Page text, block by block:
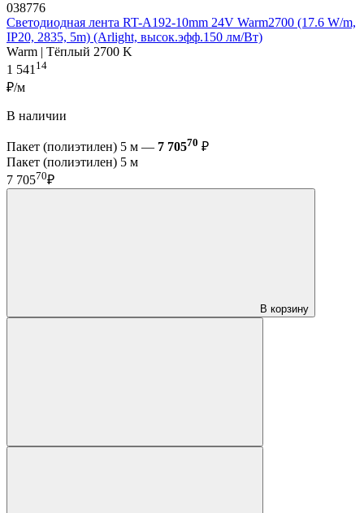
038776
Светодиодная лента RT-A192-10mm 24V Warm2700 (17.6 W/m,
IP20, 2835, 5m) (Arlight, высок.эфф.150 лм/Вт)
Warm | Тёплый 2700 K
1 54114
₽/м
В наличии
Пакет (полиэтилен) 5 м — 7 70570 ₽
Пакет (полиэтилен) 5 м
7 70570₽
В корзину